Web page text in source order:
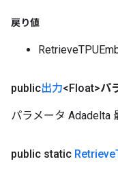
戻り値
public出力<Float>パ
パラメータ Adadelta
public static Retrieve